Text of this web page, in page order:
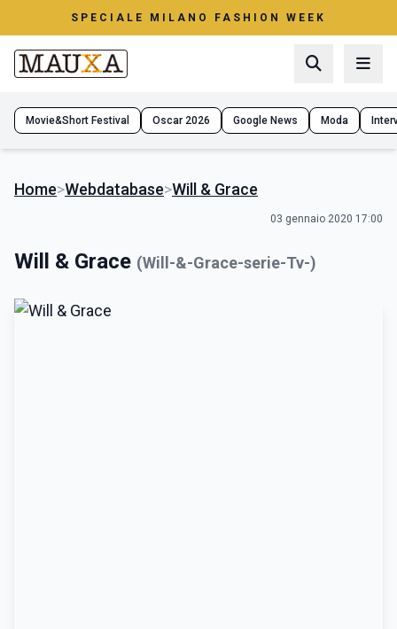
SPECIALE MILANO FASHION WEEK
Movie&Short Festival Oscar 2026 Google News Moda
Home>Webdatabase>Will & Grace
03 gennaio 2020 17:00
Will & Grace (Will-&-Grace-serie-Tv-)